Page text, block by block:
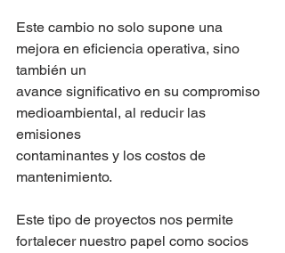
Este cambio no solo supone una
mejora en eficiencia operativa, sino
también un
avance significativo en su compromiso
medioambiental, al reducir las
emisiones
contaminantes y los costos de
mantenimiento.
Este tipo de proyectos nos permite
fortalecer nuestro papel como socios